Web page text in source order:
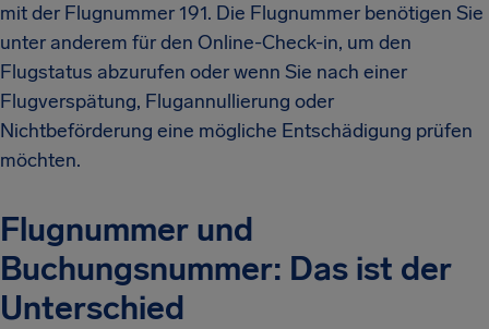
mit der Flugnummer 191. Die Flugnummer benötigen Sie
unter anderem für den Online-Check-in, um den
Flugstatus abzurufen oder wenn Sie nach einer
Flugverspätung, Flugannullierung oder
Nichtbeförderung eine mögliche Entschädigung prüfen
möchten.
Flugnummer und
Buchungsnummer: Das ist der
Unterschied